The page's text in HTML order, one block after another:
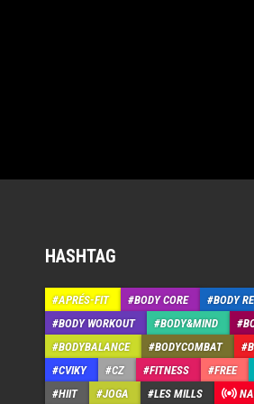
HASHTAG
APRÉS-FIT BODY CORE
BODY
BODY WORKOUT
BODY&MIND
BODYBALANCE
BODYCOMBAT
CVIKY
CZ FITNESS FREE
HIIT
JOGA LES MILLS